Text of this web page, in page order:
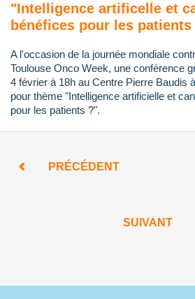
"Intelligence artificelle et
bénéfices pour les
A l'occasion de la journée mondiale
Toulouse Onco Week, une conférence
4 février à 18h au Centre Pierre Baudis
pour thème "Intelligence artificielle et
pour les patients ?".
PRÉCÉDENT
SUIVANT